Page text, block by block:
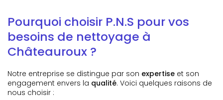
Pourquoi choisir P.N.S pour vos
besoins de nettoyage à
Châteauroux ?
Notre entreprise se distingue par son expertise et son
engagement envers la qualité. Voici quelques raisons de
nous choisir :